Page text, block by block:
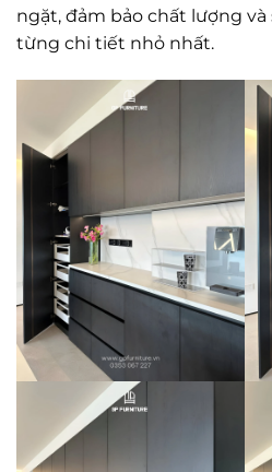
ngặt, đảm bảo chất lượng
từng chi tiết nhỏ nhất.